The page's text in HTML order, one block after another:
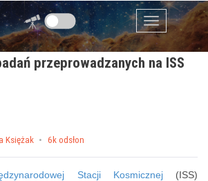
Menu
przeprowadzanych na ISS
Księżak 6k odsłon
Stacji Kosmicznej(ISS)